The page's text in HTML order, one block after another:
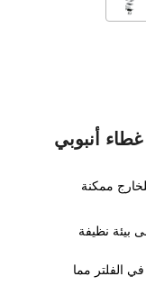
أنبوبي
ممكنة
نظيفة
الفلتر مما